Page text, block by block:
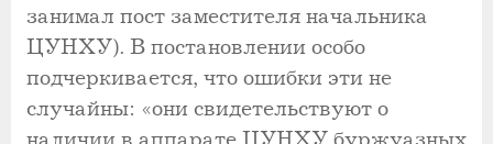
занимал пост заместителя начальника
ЦУНХУ). В постановлении особо
подчеркивается, что ошибки эти не
случайны: «они свидетельствуют о